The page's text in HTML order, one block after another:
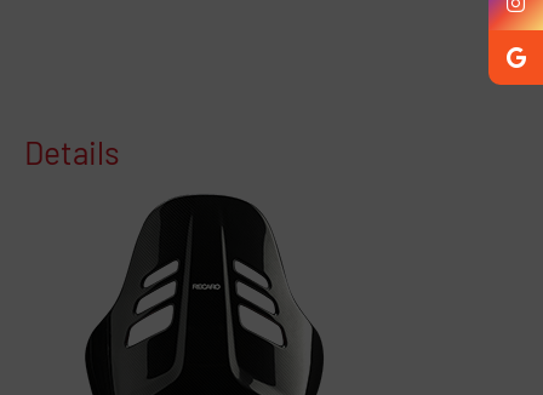
Details